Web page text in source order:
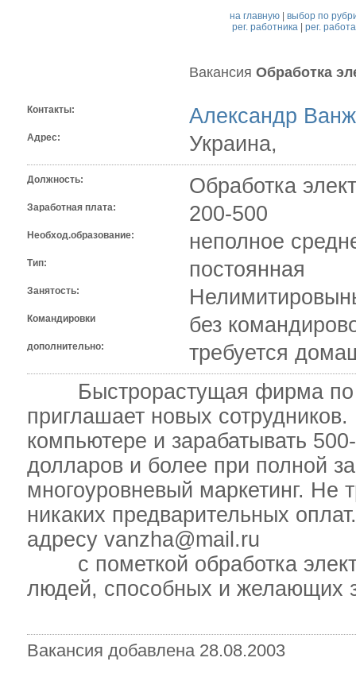
на главную |выбор по
рег. работника| рег.
Вакансия Обработка
Контакты: Александр
Адрес: Украина,
Должность: Обработка
Заработная плата: 200-500
Необход.образование: неполное
Тип: постоянная
Занятость:
Командировки без
дополнительно:
требуется
Быстрорастущая фирма по
приглашает новых
компьютере и зарабатывать
долларов и более при полной
многоуровневый маркетинг. Не
никаких предварительных
адресу vanzha@mail.ru
с пометкой обработка
людей, способных и желающих
Вакансия добавлена 28.08.2003